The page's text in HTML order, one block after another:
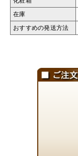
在庫
おすすめの発送方法